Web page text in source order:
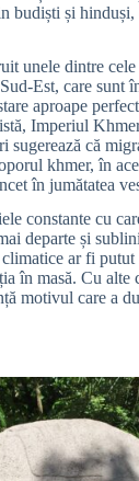
budiști și hinduși,
unele dintre
Est, care sunt
aproape
Imperiul
sugerează că
khmer, în
în jumătatea
constante cu
departe și
ar fi putut
în masă. Cu alte
motivul care a